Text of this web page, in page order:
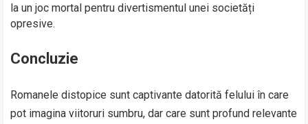
la un joc mortal pentru divertismentul unei societăți
opresive.
Concluzie
Romanele distopice sunt captivante datorită felului în care
pot imagina viitoruri sumbru, dar care sunt profund relevante